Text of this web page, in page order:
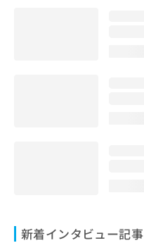
新着インタビュー記事